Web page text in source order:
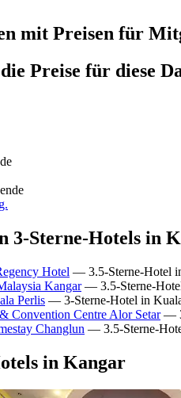
mit Preisen für
Preise für diese
3-Sterne-Hotels in
Hotel — 3.5-Sterne-Hotel
Kangar— 3.5-Sterne-
Perlis — 3-Sterne-Hotel in
Convention Centre Alor Setar—
Changlun — 3.5-Sterne-
in Kangar